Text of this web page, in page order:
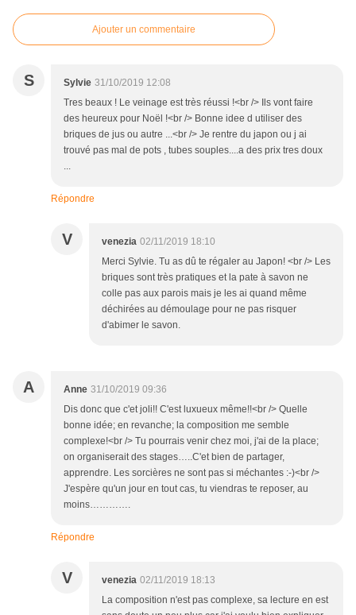
Ajouter un commentaire
S Sylvie 31/10/2019 12:08
Tres beaux ! Le veinage est très réussi !<br /> Ils vont faire
des heureux pour Noël !<br /> Bonne idee d utiliser des
briques de jus ou autre ...<br /> Je rentre du japon ou j ai
trouvé pas mal de pots , tubes souples....a des prix tres doux
...
Répondre
V venezia 02/11/2019 18:10
Merci Sylvie. Tu as dû te régaler au Japon! <br /> Les
briques sont très pratiques et la pate à savon ne
colle pas aux parois mais je les ai quand même
déchirées au démoulage pour ne pas risquer
d'abimer le savon.
A Anne 31/10/2019 09:36
Dis donc que c'et joli!! C'est luxueux même!!<br /> Quelle
bonne idée; en revanche; la composition me semble
complexe!<br /> Tu pourrais venir chez moi, j'ai de la place;
on organiserait des stages…..C'et bien de partager,
apprendre. Les sorcières ne sont pas si méchantes :-)<br />
J'espère qu'un jour en tout cas, tu viendras te reposer, au
moins………….
Répondre
V venezia 02/11/2019 18:13
La composition n'est pas complexe, sa lecture en est